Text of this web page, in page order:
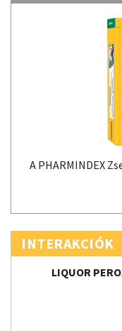
A PHARMINDEX
INTERAKCIÓK
LIQUOR